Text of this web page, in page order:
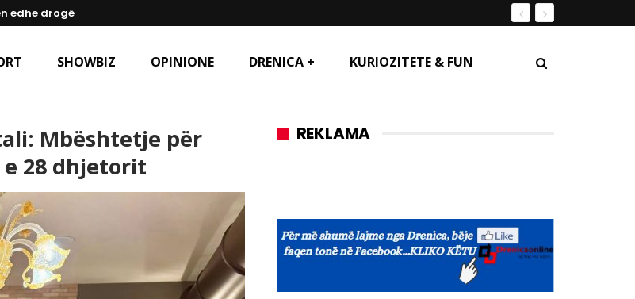
edhe drogë
SHOWBIZ OPINIONE DRENICA + KURIOZITETE & FUN
Mbështetje për
28 dhjetorit
REKLAMA